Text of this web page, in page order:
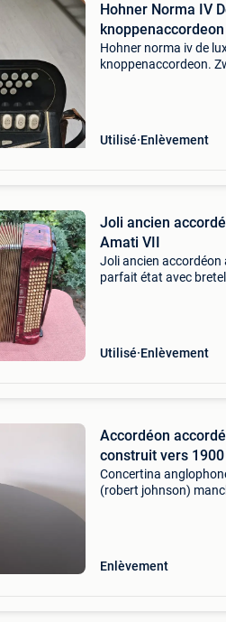
Hohner Norma IV
knoppenaccordeon
Hohner norma iv de
knoppenaccordeon.
Utilisé Enlèvement
Joli ancien
Amati VII
Joli ancien accordéon
parfait état avec
Utilisé Enlèvement
Accordéon
construit vers 1900
Concertina
(robert johnson)
Enlèvement